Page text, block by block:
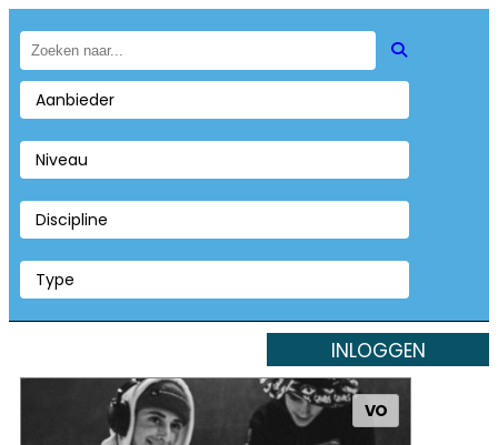
Aanbieder
Niveau
Discipline
Type
INLOGGEN
VO